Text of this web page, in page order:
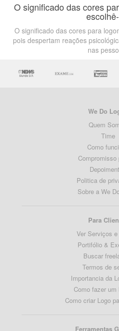
O significado das cores
O significado das cores para
pois despertam reações
nas
We Do
Quem
Time
Como
Compromisso
Politica de
Sobre a We
Para
Ver Serviços
Portifólio &
Buscar
Termos de
Importancia da
Como fazer um
Como criar Logo
Ferramentas